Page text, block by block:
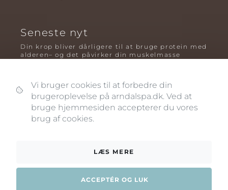
Seneste nyt
Din krop bliver dårligere til at bruge protein med
alderen– og det påvirker din muskelmasse
Plyometrisk træning: hvorfor hop kan være noget
af det mest oversete for knogler og power – før
og efter overgangsalderen
Vi bruger cookies til at forbedre din
brugeroplevelse på arndalspa.dk. Ved at
bruge hjemmesiden accepterer du vores
brug af cookies.
LÆS MERE
ACCEPTÉR OG LUK